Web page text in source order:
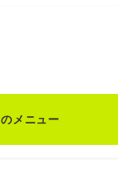
メニュー